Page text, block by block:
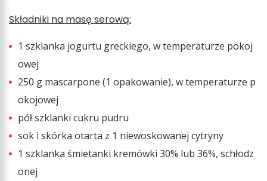
Składniki na masę serową:
1 szklanka jogurtu greckiego, w temperaturze pokoj
owej
250 g mascarpone (1 opakowanie), w temperaturze p
okojowej
pół szklanki cukru pudru
sok i skórka otarta z 1 niewoskowanej cytryny
1 szklanka śmietanki kremówki 30% lub 36%, schłodz
onej